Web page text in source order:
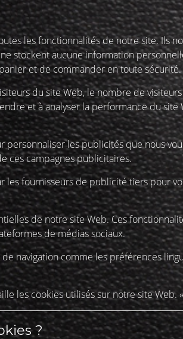
les fonctionnalités de notre site. Ils
stockent aucune information
et de commander en toute sécurité.
du site Web, le nombre de
et à analyser la performance du
les publicités que nous
ces campagnes publicitaires.
les fournisseurs de publicité tiers pour
de notre site Web. Ces
de médias sociaux.
navigation comme les préférences
les cookies utilisés sur notre site Web.
?